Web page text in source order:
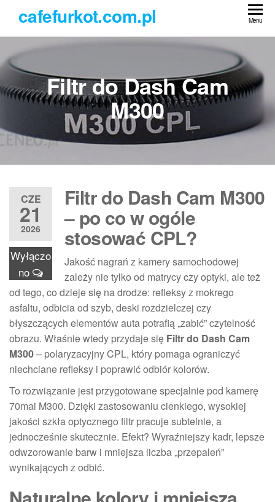
treści
cafefurkot.com.pl Menu
Filtr do Dash Cam
M300
CZE
21
2026
Wyłączo
no
Filtr do Dash Cam M300
– po co w ogóle
stosować CPL?
Jakość nagrań z kamery samochodowej
zależy nie tylko od matrycy czy optyki, ale też
od tego, co dzieje się na drodze: refleksy z mokrego
asfaltu, odbicia od szyb, deski rozdzielczej czy
błyszczących elementów auta potrafią „zabić” czytelność
obrazu. Właśnie wtedy przydaje się Filtr do Dash Cam
M300– polaryzacyjny CPL, który pomaga ograniczyć
niechciane refleksy i poprawić odbiór kolorów.
To rozwiązanie jest przygotowane specjalnie pod kamerę
70mai M300. Dzięki zastosowaniu cienkiego, wysokiej
jakości szkła optycznego filtr pracuje subtelnie, a
jednocześnie skutecznie. Efekt? Wyraźniejszy kadr, lepsze
odwzorowanie barw i mniejsza liczba „przepaleń”
wynikających z odbić.